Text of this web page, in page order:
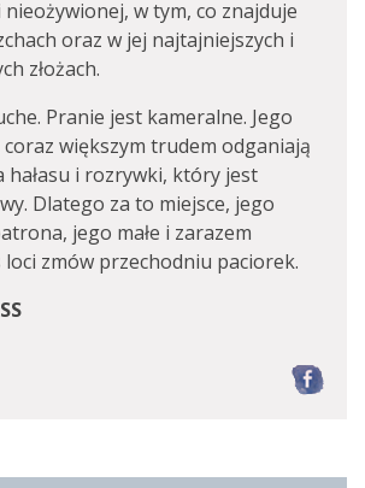
w tym, co znajduje
oraz w jej najtajniejszych i
złożach.
Pranie jest kameralne. Jego
większym trudem odganiają
hałasu i rozrywki, który jest
Dlatego za to miejsce, jego
jego małe i zarazem
zmów przechodniu paciorek.